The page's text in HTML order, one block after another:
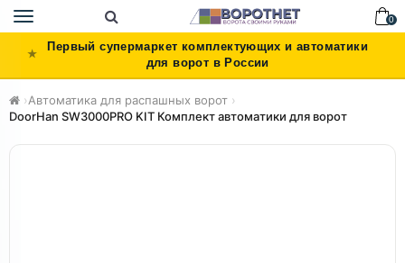
Toggle
navigation
0
Первый супермаркет комплектующих и автоматики
для ворот в России
›Автоматика для распашных ворот ›
DoorHan SW3000PRO KIT Комплект автоматики для ворот